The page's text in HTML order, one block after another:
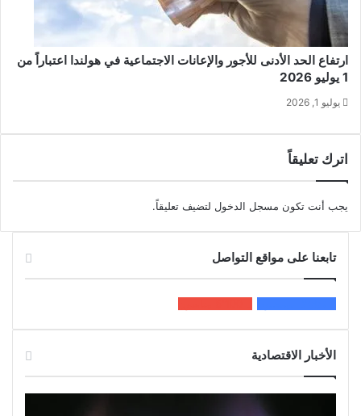
ارتفاع الحد الأدنى للأجور والإعانات الاجتماعية في هولندا اعتباراً من
1 يوليو 2026
يوليو 1, 2026
اترك تعليقاً
يجب أنت تكون مسجل الدخول لتضيف تعليقاً.
تابعنا على مواقع التواصل
الأخبار الاقتصادية